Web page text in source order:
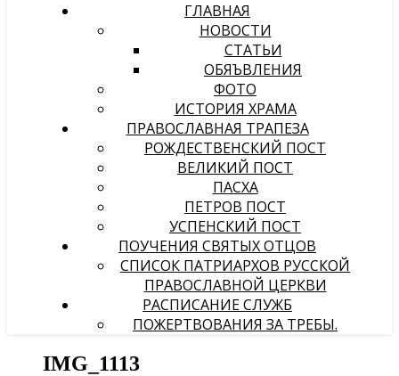
ГЛАВНАЯ
НОВОСТИ
СТАТЬИ
ОБЯЪВЛЕНИЯ
ФОТО
ИСТОРИЯ ХРАМА
ПРАВОСЛАВНАЯ ТРАПЕЗА
РОЖДЕСТВЕНСКИЙ ПОСТ
ВЕЛИКИЙ ПОСТ
ПАСХА
ПЕТРОВ ПОСТ
УСПЕНСКИЙ ПОСТ
ПОУЧЕНИЯ СВЯТЫХ ОТЦОВ
СПИСОК ПАТРИАРХОВ РУССКОЙ
ПРАВОСЛАВНОЙ ЦЕРКВИ
РАСПИСАНИЕ СЛУЖБ
ПОЖЕРТВОВАНИЯ ЗА ТРЕБЫ.
IMG_1113